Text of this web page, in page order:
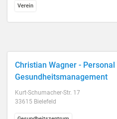
Verein
Christian Wagner -
Gesundheitsmanagement
Kurt-Schumacher-Str. 17
33615 Bielefeld